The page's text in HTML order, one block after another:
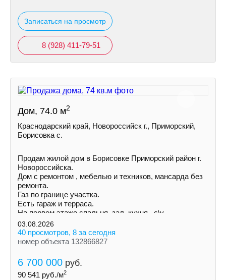
Записаться на просмотр
8 (928) 411-79-51
Дом, 74.0 м2
Краснодарский край, Новороссийск г., Приморский,
Борисовка с.
Продам жилой дом в Борисовке Приморский район г.
Новороссийска.
Дом с ремонтом , мебелью и техников, мансарда без
ремонта.
Газ по границе участка.
Есть гараж и терраса.
На первом этаже спальня, зал, кухня , с\у.
На втором этаже мансарда.
03.08.2026
40 просмотров, 8 за сегодня
номер объекта 132866827
6 700 000 руб.
90 541 руб./м2